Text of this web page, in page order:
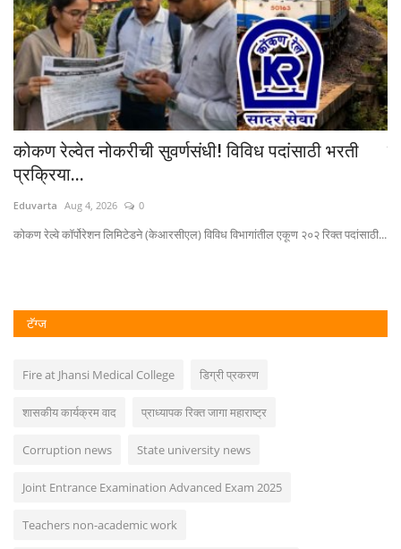
कोकण रेल्वेत नोकरीची सुवर्णसंधी! विविध पदांसाठी भरती
प्रक्रिया...
Eduvarta Aug 4, 2026 0
कोकण रेल्वे कॉर्पोरेशन लिमिटेडने (केआरसीएल) विविध विभागांतील एकूण २०२ रिक्त पदांसाठी...
टॅग्ज
Fire at Jhansi Medical College डिग्री प्रकरण
शासकीय कार्यक्रम वाद प्राध्यापक रिक्त जागा महाराष्ट्र
Corruption news State university news
Joint Entrance Examination Advanced Exam 2025
Teachers non-academic work